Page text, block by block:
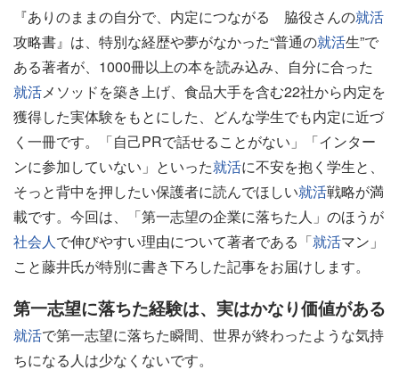
『ありのままの自分で、内定につながる 脇役さんの就活
攻略書』は、特別な経歴や夢がなかった“普通の就活生”で
ある著者が、1000冊以上の本を読み込み、自分に合った
就活メソッドを築き上げ、食品大手を含む22社から内定を
獲得した実体験をもとにした、どんな学生でも内定に近づ
く一冊です。「自己PRで話せることがない」「インター
ンに参加していない」といった就活に不安を抱く学生と、
そっと背中を押したい保護者に読んでほしい就活戦略が満
載です。今回は、「第一志望の企業に落ちた人」のほうが
社会人で伸びやすい理由について著者である「就活マン」
こと藤井氏が特別に書き下ろした記事をお届けします。
第一志望に落ちた経験は、実はかなり価値がある
就活で第一志望に落ちた瞬間、世界が終わったような気持
ちになる人は少なくないです。